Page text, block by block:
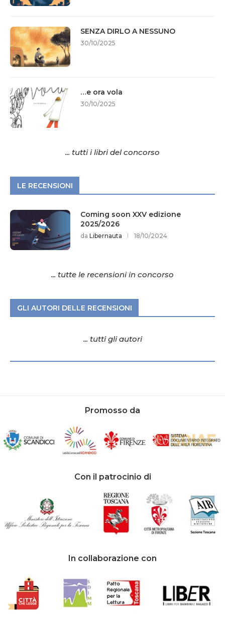
SENZA DIRLO A NESSUNO
30/10/2025
…e ora vola
30/10/2025
... tutti i libri del concorso
LE RECENSIONI
Coming soon XXV edizione
2025/2026
da Libernauta 18/10/2024
... tutte le recensioni in concorso
GLI AUTORI DELLE RECENSIONI
... tutti gli autori
Promosso da
Con il patrocinio di
In collaborazione con